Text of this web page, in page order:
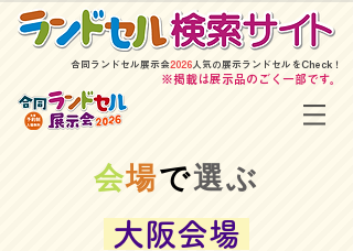
​合同ランドセル展示会2026 人気の展示ランドセルをCheck！
​※掲載は展示品のごく一部です。
​会場で選ぶ
大阪会場